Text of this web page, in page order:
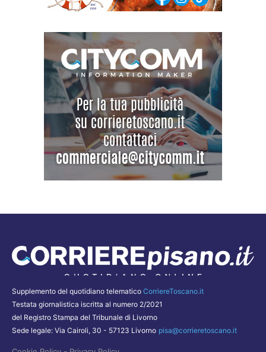
Supplemento del quotidiano telematico CorriereToscano.it
Testata giornalistica iscritta al numero 2/2021
del Registro Stampa del Tribunale di Livorno
Sede legale: Via Cairoli, 30 - 57123 Livorno pisa@corrieretoscano.it